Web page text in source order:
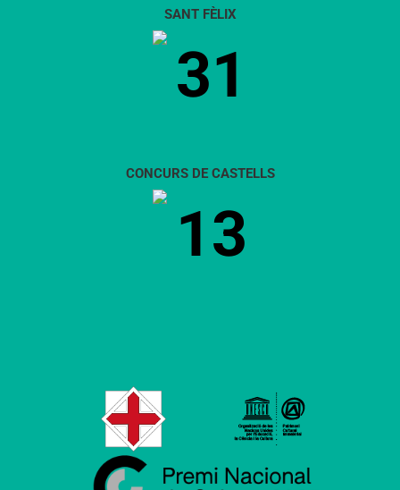
SANT FÈLIX
31
CONCURS DE CASTELLS
13